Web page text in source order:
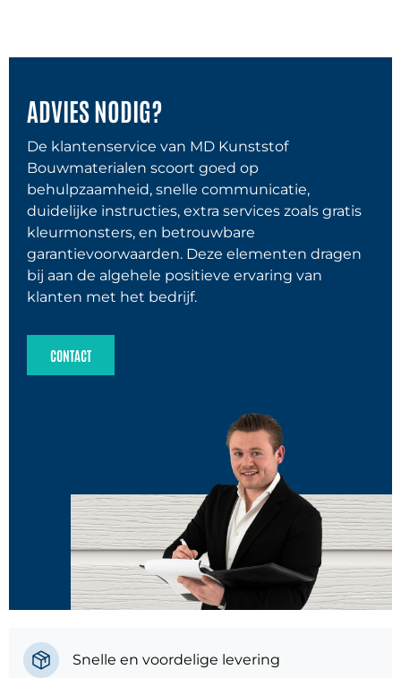
ADVIES NODIG?
De klantenservice van MD Kunststof
Bouwmaterialen scoort goed op
behulpzaamheid, snelle communicatie,
duidelijke instructies, extra services zoals gratis
kleurmonsters, en betrouwbare
garantievoorwaarden. Deze elementen dragen
bij aan de algehele positieve ervaring van
klanten met het bedrijf.
CONTACT
Snelle en voordelige levering